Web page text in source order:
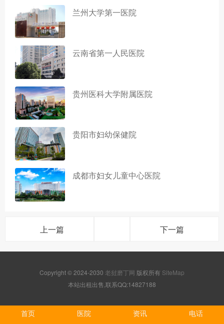
兰州大学第一医院
云南省第一人民医院
贵州医科大学附属医院
贵阳市妇幼保健院
成都市妇女儿童中心医院
上一篇 下一篇
Copyright © 2024-2030 老挝磨丁网 版权所有 SiteMap
本站出租出售,联系QQ:14827188
首页 医院 资讯 电话